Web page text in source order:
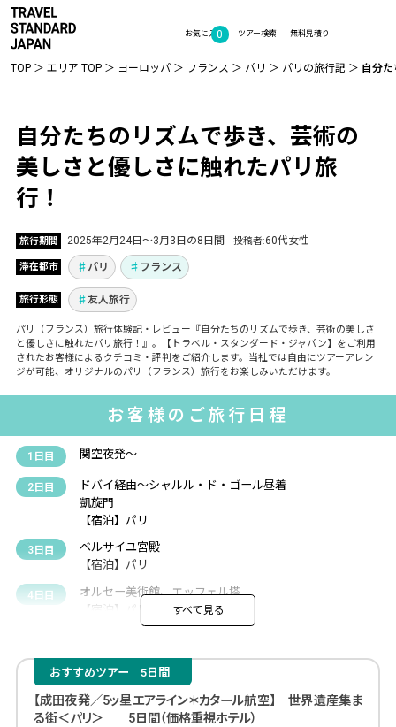
お気に入り
0 無料見積り
ツアー検索
TOP エリア TOP ヨーロッパ フランス パリ パリの旅行記 自分
自分たちのリズムで歩き、芸術の
美しさと優しさに触れたパリ旅
行！
旅行期間 2025年2月24日〜3月3日の8日間 投稿者 60代女性
滞在都市 パリ フランス
旅行形態 友人旅行
パリ（フランス）旅行体験記・レビュー『自分たちのリズムで歩き、芸術の美しさ
と優しさに触れたパリ旅行！』。【トラベル・スタンダード・ジャパン】をご利用
されたお客様によるクチコミ・評判をご紹介します。当社では自由にツアーアレン
ジが可能、オリジナルのパリ（フランス）旅行をお楽しみいただけます。
お客様のご旅行日程
1日目 関空夜発〜
2日目
ドバイ経由〜シャルル・ド・ゴール昼着
凱旋門
【宿泊】パリ
3日目
ベルサイユ宮殿
【宿泊】パリ
4日目
オルセー美術館、エッフェル塔
【宿泊】パリ
6日目
クリニャンクール蚤の市、サクレクール寺院、ノートルダ
ム大聖堂
【宿泊】パリ
すべて見る
おすすめツアー 5日間
【成田夜発／5ッ星エアライン＊カタール航空】 世界遺産集ま
る街＜パリ＞ 5日間（価格重視ホテル）